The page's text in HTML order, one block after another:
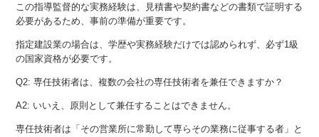
この指導監督的な実務経験は、見積書や契約書などの書類で証明する
必要があるため、事前の準備が重要です。
指定建設業の場合は、学歴や実務経験だけでは認められず、必ず1級
の国家資格が必要です。
Q2: 専任技術者は、複数の会社の専任技術者を兼任できますか？
A2: いいえ、原則として兼任することはできません。
専任技術者は「その営業所に常勤して専らその業務に従事する者」と